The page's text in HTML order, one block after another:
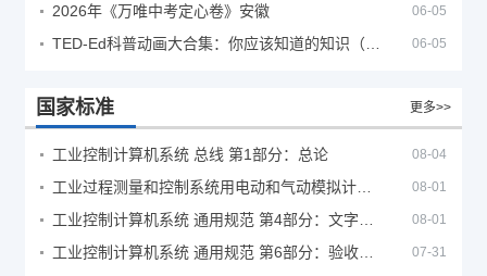
2026年《万唯中考定心卷》安徽 06-05
06-05
国家标准 更多>>
工业控制计算机系统 总线 第1部分：总论 08-04
08-01
08-01
07-31